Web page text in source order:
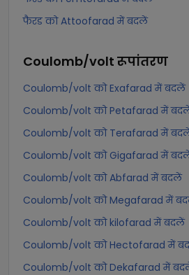
फैरड को Attoofarad में बदलें
Coulomb/volt रूपांतरण
Coulomb/volt को Exafarad में बदलें
Coulomb/volt को Petafarad में
Coulomb/volt को Terafarad में
Coulomb/volt को Gigafarad में
Coulomb/volt को Abfarad में बदलें
Coulomb/volt को Megafarad में
Coulomb/volt को kilofarad में बदलें
Coulomb/volt को Hectofarad में
Coulomb/volt को Dekafarad में